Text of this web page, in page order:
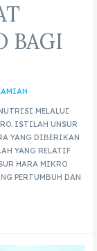
BAGI
MELALUI
ISTILAH UNSUR
YANG DIBERIKAN
YANG RELATIF
HARA MIKRO
PERTUMBUH DAN